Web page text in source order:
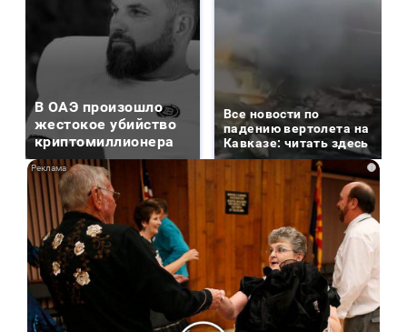
В ОАЭ произошло
жестокое убийство
криптомиллионера
Все новости по
падению вертолета на
Кавказе: читать здесь
i